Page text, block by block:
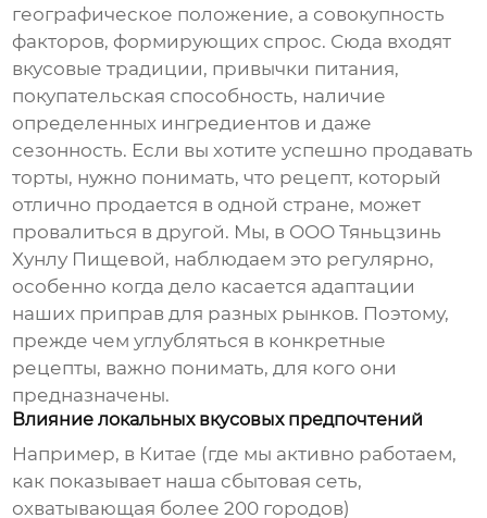
географическое положение, а совокупность
факторов, формирующих спрос. Сюда входят
вкусовые традиции, привычки питания,
покупательская способность, наличие
определенных ингредиентов и даже
сезонность. Если вы хотите успешно продавать
торты, нужно понимать, что рецепт, который
отлично продается в одной стране, может
провалиться в другой. Мы, в ООО Тяньцзинь
Хунлу Пищевой, наблюдаем это регулярно,
особенно когда дело касается адаптации
наших приправ для разных рынков. Поэтому,
прежде чем углубляться в конкретные
рецепты, важно понимать, для кого они
предназначены.
Влияние локальных вкусовых предпочтений
Например, в Китае (где мы активно работаем,
как показывает наша сбытовая сеть,
охватывающая более 200 городов)